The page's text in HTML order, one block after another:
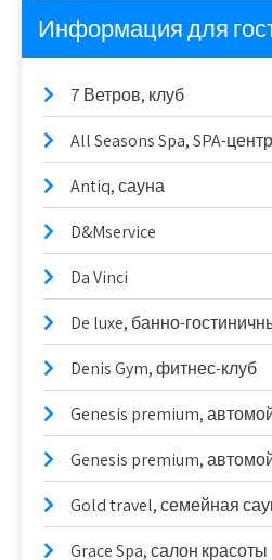
Информация для
7 Ветров, клуб
All Seasons Spa, SPA-центр
Antiq, сауна
D&Mservice
Da Vinci
De luxe, банно-
Denis Gym, фитнес-клуб
Genesis premium,
Genesis premium,
Gold travel, семейная
Grace Spa, салон красоты